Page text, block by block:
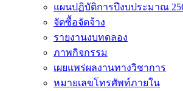
แผนปฏิบัติการปีงบประมาณ
จัดซื้อจัดจ้าง
รายงานงบทดลอง
ภาพกิจกรรม
เผยแพร่ผลงานทางวิชาการ
หมายเลขโทรศัพท์ภายใน